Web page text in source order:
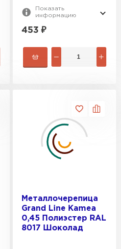
Показать
информацию
453 ₽
Металлочерепица
Grand Line Kamea
0,45 Полиэстер RAL
8017 Шоколад